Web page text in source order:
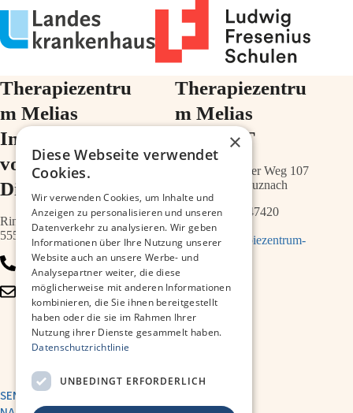
Therapiezentru
m Melias
Im Ärztehaus
vor der
Diakonie
Ringstr.64a
55543 Bad Kreuznach
0671 – 79467700
info@therapiezentrum-
kh.de
Therapiezentru
m Melias
im ZIMT
Schwabenheimer Weg 107
55543 Bad Kreuznach
0671 – 21547420
info@therapiezentrum-
melias.de
SENDE UNS EINE
×
Diese Webseite verwendet
Cookies.
Wir verwenden Cookies, um Inhalte und
Anzeigen zu personalisieren und unseren
Datenverkehr zu analysieren. Wir geben
Informationen über Ihre Nutzung unserer
Website auch an unsere Werbe- und
Analysepartner weiter, die diese
möglicherweise mit anderen Informationen
kombinieren, die Sie ihnen bereitgestellt
haben oder die sie im Rahmen Ihrer
Nutzung ihrer Dienste gesammelt haben.
Datenschutzrichtlinie
UNBEDINGT ERFORDERLICH